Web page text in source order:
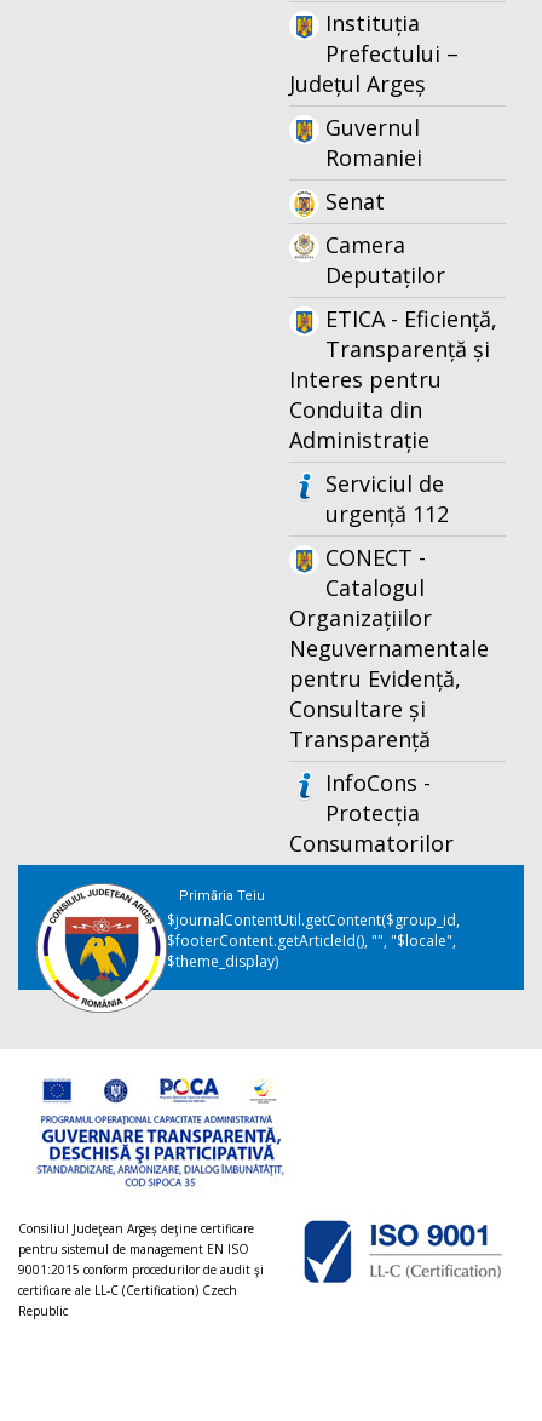
Instituția
Prefectului –
Județul Argeș
Guvernul
Romaniei
Senat
Camera
Deputaților
ETICA - Eficiență,
Transparență și
Interes pentru
Conduita din
Administrație
Serviciul de
urgență 112
CONECT -
Catalogul
Organizațiilor
Neguvernamentale
pentru Evidență,
Consultare și
Transparență
InfoCons -
Protecția
Consumatorilor
Primăria Teiu
$journalContentUtil.getContent($group_id,
$footerContent.getArticleId(), "", "$locale",
$theme_display)
Consiliul Judeţean Argeș deţine certificare
pentru sistemul de management EN ISO
9001:2015 conform procedurilor de audit şi
certificare ale LL-C (Certification) Czech
Republic